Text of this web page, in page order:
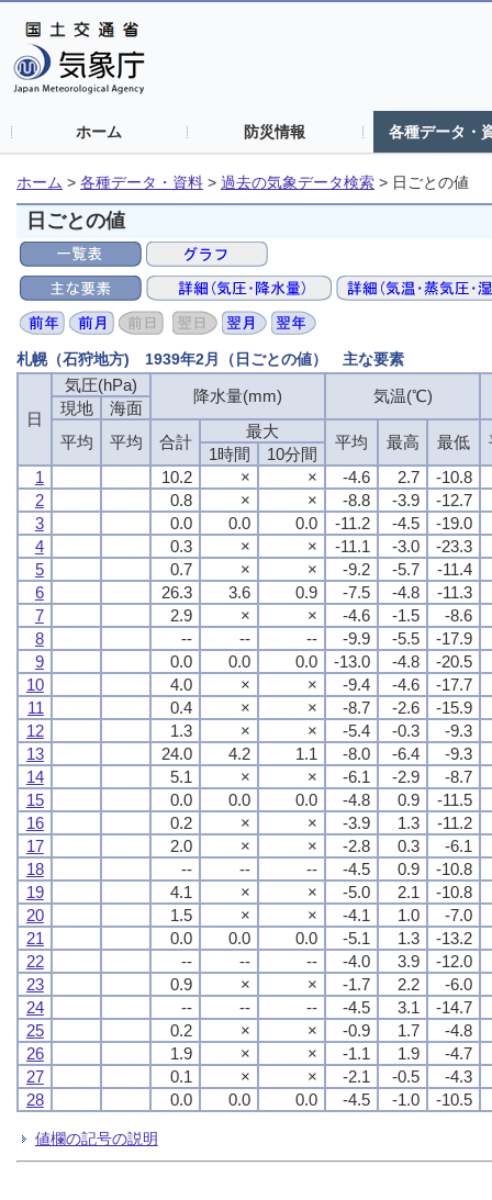
ホーム 防災情報 各種データ・
ホーム > 各種データ・資料 > 過去の気象データ検索 > 日ごとの値
日ごとの値
札幌（石狩地方) 1939年2月（日ごとの値） 主な要素
日
気圧(hPa)
降水量(mm) 気温(℃)
現地
海面
平均
平均 合計
最大
平均 最高 最低
1時間
10分間
1
10.2 × × -4.6 2.7
-10.8
2
0.8 × × -8.8 -3.9
-12.7
3
0.0 0.0 0.0 -11.2 -4.5
-19.0
4
0.3 × × -11.1 -3.0
-23.3
5
0.7 × × -9.2 -5.7
-11.4
6
26.3 3.6 0.9 -7.5 -4.8
-11.3
7
2.9 × × -4.6 -1.5
-8.6
8
-- -- -- -9.9 -5.5
-17.9
9
0.0 0.0 0.0 -13.0 -4.8
-20.5
10
4.0 × × -9.4 -4.6
-17.7
11
0.4 × × -8.7 -2.6
-15.9
12
1.3 × × -5.4 -0.3
-9.3
13
24.0 4.2 1.1 -8.0 -6.4
-9.3
14
5.1 × × -6.1 -2.9
-8.7
15
0.0 0.0 0.0 -4.8 0.9
-11.5
16
0.2 × × -3.9 1.3
-11.2
17
2.0 × × -2.8 0.3
-6.1
18
-- -- -- -4.5 0.9
-10.8
19
4.1 × × -5.0 2.1
-10.8
20
1.5 × × -4.1 1.0
-7.0
21
0.0 0.0 0.0 -5.1 1.3
-13.2
22
-- -- -- -4.0 3.9
-12.0
23
0.9 × × -1.7 2.2
-6.0
24
-- -- -- -4.5 3.1
-14.7
25
0.2 × × -0.9 1.7
-4.8
26
1.9 × × -1.1 1.9
-4.7
27
0.1 × × -2.1 -0.5
-4.3
28
0.0 0.0 0.0 -4.5 -1.0 -10.5
値欄の記号の説明